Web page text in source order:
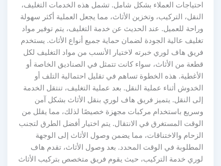
احتياجات العملاء بشكل شامل. تشمل هذه الخدمات التغليف،
النقل، التركيب، وتخزين الأثاث، مما يجعل العملية أكثر سهولة
وراحة للعميل. عند الحديث عن خدمة التغليف، يتم توفير مواد
تغليف عالية الجودة لضمان حماية جميع أنواع الأثاث. يستخدم
فريق هاف لوري خبرته لاختيار الأنسب من مواد التغليف لكل
قطعة من الأثاث، سواء كانت تتمثل في الصناديق الخاصة أو
الأغطية. هذه الخطوة تساهم في تقليل احتمالية التلف أو
الخدوش أثناء عملية النقل. بعد عملية التغليف، تنتقل الخدمة
إلى النقل. يتميز فريق هاف لوري بنقل الأثاث بشكل آمن
وسريع باستخدام مركبات مجهزة خصيصًا لذلك، مما يقلل من
الوقت المستغرق في الانتقال. يتم اختيار أفضل الطرق لتجنب
الزحام والاختناقات، مما يضمن وصول الأثاث إلى الوجهة
المطلوبة في الوقت المحدد. بعد وصول الأثاث، تقدم هاف
لوري خدمة التركيب، حيث يقوم فريق متخصص بتركيب الأثاث